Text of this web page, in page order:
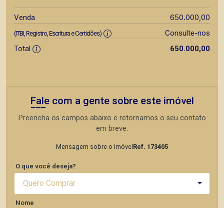
Venda 650.000,00
(ITBI, Registro, Escritura e Certidões)
Consulte-nos
Total
650.000,00
Fale com a gente sobre este imóvel
Preencha os campos abaixo e retornamos o seu contato
em breve.
Mensagem sobre o imóvel Ref. 173405
O que você deseja?
Quero Comprar
Nome